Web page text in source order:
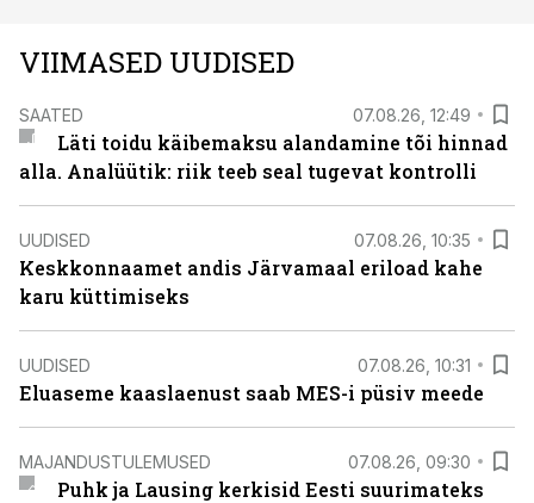
VIIMASED UUDISED
SAATED 07.08.26, 12:49
Läti toidu käibemaksu alandamine tõi hinnad
alla. Analüütik: riik teeb seal tugevat kontrolli
UUDISED 07.08.26, 10:35
Keskkonnaamet andis Järvamaal eriload kahe
karu küttimiseks
UUDISED 07.08.26, 10:31
Eluaseme kaaslaenust saab MES-i püsiv meede
MAJANDUSTULEMUSED 07.08.26, 09:30
Puhk ja Lausing kerkisid Eesti suurimateks